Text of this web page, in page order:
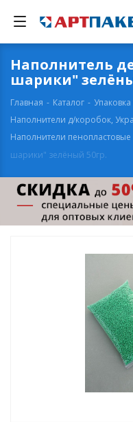
Наполнитель
шарики"
Главная - Каталог -
Наполнители д/коробок,
Наполнители пенопластовые
шарики" зелёный 50гр.